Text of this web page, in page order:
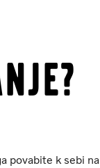
povabite k sebi na